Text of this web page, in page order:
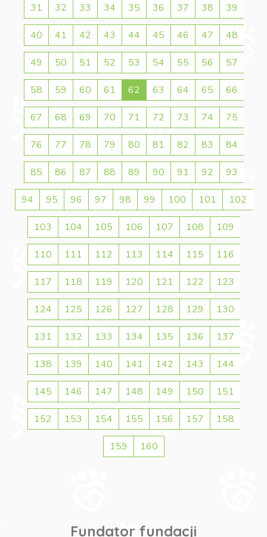
31 32 33 34 35 36 37 38 39
40 41 42 43 44 45 46 47 48
49 50 51 52 53 54 55 56 57
58 59 60 61 62 63 64 65 66
67 68 69 70 71 72 73 74 75
76 77 78 79 80 81 82 83 84
85 86 87 88 89 90 91 92 93
94 95 96 97 98 99 100 101 102
103 104 105 106 107 108 109
110 111 112 113 114 115 116
117 118 119 120 121 122 123
124 125 126 127 128 129 130
131 132 133 134 135 136 137
138 139 140 141 142 143 144
145 146 147 148 149 150 151
152 153 154 155 156 157 158
159 160
Fundator fundacji